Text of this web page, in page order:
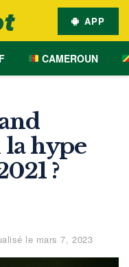
APP
CAMEROUN
hype
?
le mars 7, 2023